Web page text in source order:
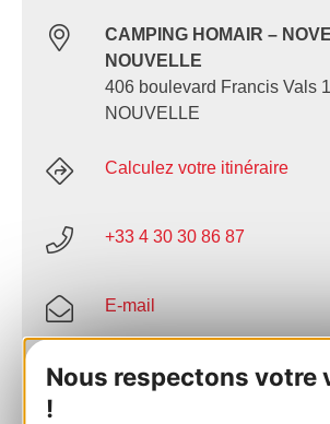
Nous respectons votre
!
CAMPING HOMAIR –
NOUVELLE
406 boulevard Francis Vals
NOUVELLE
Calculez votre itinéraire
+33 4 30 30 86 87
E-mail
Site internet